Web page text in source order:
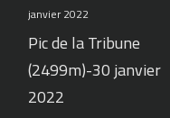
Pic de la Tribune
(2499m)-30 janvier
2022